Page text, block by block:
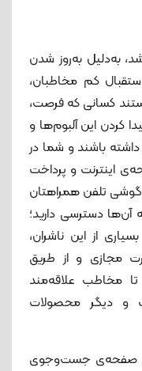
به‌دلیل به‌روز شدن
کم مخاطبان،
هستند کسانی که فرصت،
کردن این آلبوم‌ها و
باشند و شما در
اینترنت و پرداخت
گوشی تلفن همراهتان
دسترسی دارید؛
از این ناشران،
مجازی و از طریق
مخاطب علاقه‌مند
و دیگر محصولات
صفحه‌ی جست‌وجوی